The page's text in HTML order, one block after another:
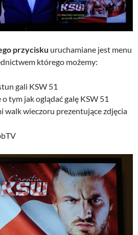
przycisku uruchamiane jest menu
którego możemy:
gali KSW 51
tym jak oglądać galę KSW 51
walk wieczoru prezentujące zdjęcia